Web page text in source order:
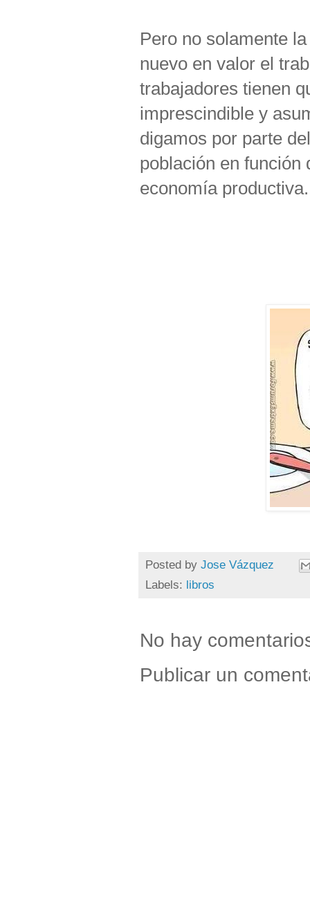
Pero no solamente
nuevo en valor el
trabajadores tienen
imprescindible y
digamos por parte
población en función
economía productiva.
Posted by Jose Vázquez
Labels: libros
No hay
Publicar un